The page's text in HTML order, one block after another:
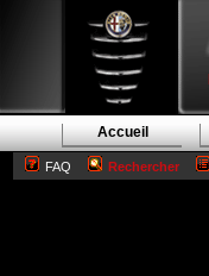
Accueil
FAQ Rechercher